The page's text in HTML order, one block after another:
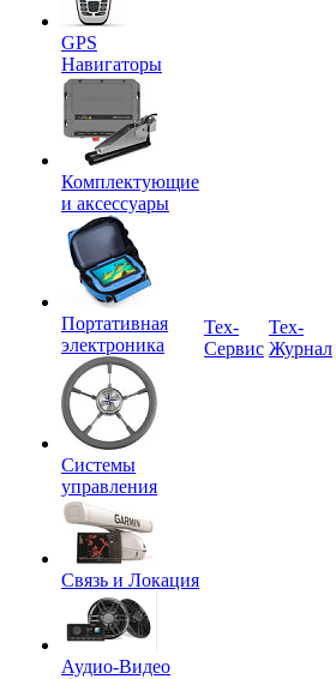
GPS
Навигаторы
Комплектующие
и аксессуары
Портативная
электроника
Системы
управления
Связь и Локация
Аудио-Видео
Tex-
Сервис
Тех-
Журнал